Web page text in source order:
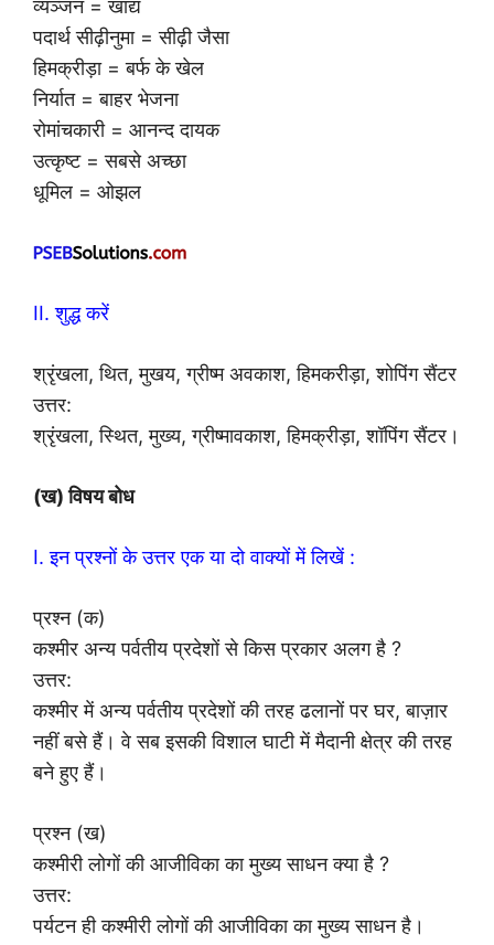
व्यञ्जन = खाद्य
पदार्थ सीढ़ीनुमा = सीढ़ी जैसा
हिमक्रीड़ा = बर्फ के खेल
निर्यात = बाहर भेजना
रोमांचकारी = आनन्द दायक
उत्कृष्ट = सबसे अच्छा
धूमिल = ओझल
II. शुद्ध करें
श्रृंखला, थित, मुखय, ग्रीष्म अवकाश, हिमकरीड़ा, शोपिंग सैंटर
उत्तर:
श्रृंखला, स्थित, मुख्य, ग्रीष्मावकाश, हिमक्रीड़ा, शॉपिंग सैंटर।
(ख) विषय बोध
I. इन प्रश्नों के उत्तर एक या दो वाक्यों में लिखें :
प्रश्न (क)
कश्मीर अन्य पर्वतीय प्रदेशों से किस प्रकार अलग है ?
उत्तर:
कश्मीर में अन्य पर्वतीय प्रदेशों की तरह ढलानों पर घर, बाज़ार
नहीं बसे हैं। वे सब इसकी विशाल घाटी में मैदानी क्षेत्र की तरह
बने हुए हैं।
प्रश्न (ख)
कश्मीरी लोगों की आजीविका का मुख्य साधन क्या है ?
उत्तर:
पर्यटन ही कश्मीरी लोगों की आजीविका का मुख्य साधन है।